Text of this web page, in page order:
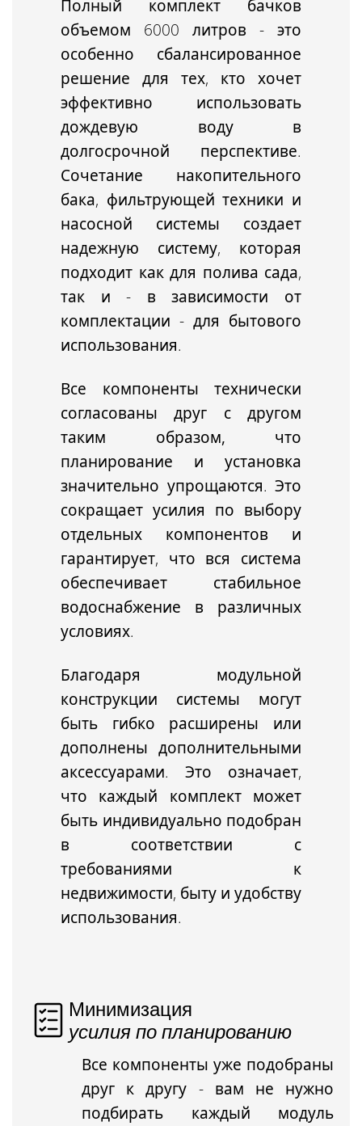
Полный комплект бачков
объемом 6000 литров - это
особенно сбалансированное
решение для тех, кто хочет
эффективно использовать
дождевую воду в
долгосрочной перспективе.
Сочетание накопительного
бака, фильтрующей техники и
насосной системы создает
надежную систему, которая
подходит как для полива сада,
так и - в зависимости от
комплектации - для бытового
использования.
Все компоненты технически
согласованы друг с другом
таким образом, что
планирование и установка
значительно упрощаются. Это
сокращает усилия по выбору
отдельных компонентов и
гарантирует, что вся система
обеспечивает стабильное
водоснабжение в различных
условиях.
Благодаря модульной
конструкции системы могут
быть гибко расширены или
дополнены дополнительными
аксессуарами. Это означает,
что каждый комплект может
быть индивидуально подобран
в соответствии с
требованиями к
недвижимости, быту и удобству
использования.
Минимизация
усилия по планированию
Все компоненты уже подобраны
друг к другу - вам не нужно
подбирать каждый модуль